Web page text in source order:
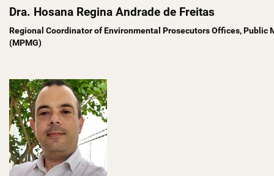
Dra. Hosana Regina Andrade de Freitas
Regional Coordinator of Environmental Prosecutors Offices, Public
(MPMG)